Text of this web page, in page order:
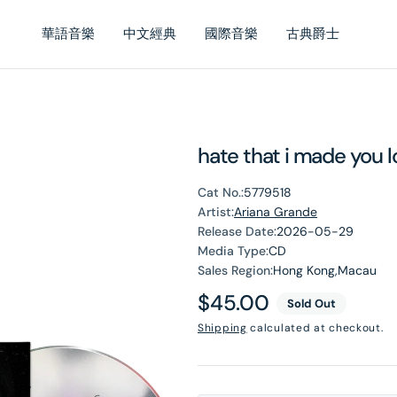
華語音樂 中文經典 國際音樂 古典爵士
hate that i made you
Cat No.:5779518
Artist:Ariana Grande
Release Date:2026-05-29
Media Type:CD
Sales Region:Hong Kong,Macau
Regular
price
$45.00 Sold Out
Shipping calculated at checkout.